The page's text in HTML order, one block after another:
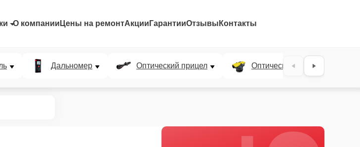
О компании Цены на ремонтАкции ГарантииОтзывы Контакты
Дальномер Оптический прицел Оптический нивелир